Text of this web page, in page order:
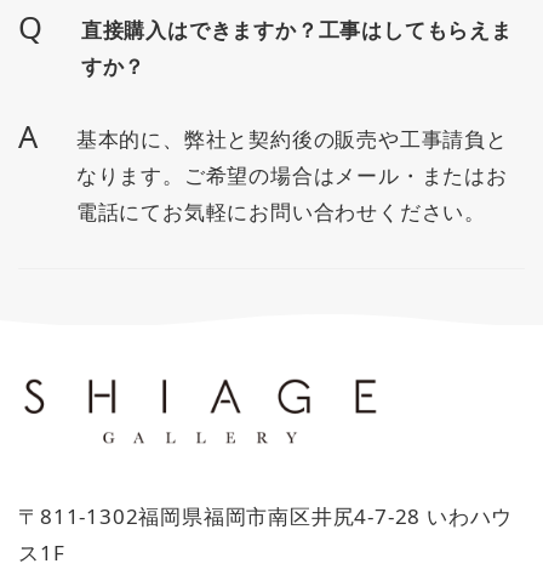
Q
直接購入はできますか？工事はしてもらえま
すか？
A
基本的に、弊社と契約後の販売や工事請負と
なります。ご希望の場合はメール・またはお
電話にてお気軽にお問い合わせください。
〒811-1302福岡県福岡市南区井尻4-7-28 いわハウ
ス1F